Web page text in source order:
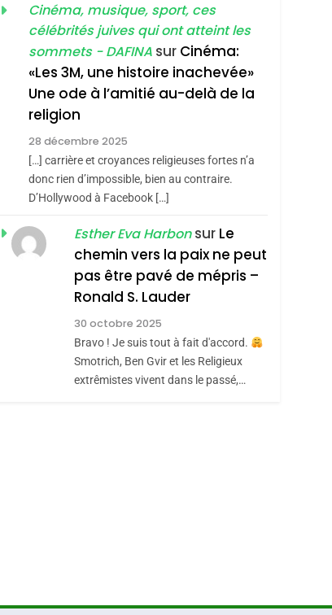
Accords D’Isaac:
L’alliance Pourrait
S’étendre À 13 Pays
D’Amérique Latine
ISRAÉL JUDAISME
5
Meurtrière Selon Le
Rapport D’ADL
Contre
L’antisémitisme
FRANCE ISRAÉL
FIÈRE, DIGNE ET
RÉSILIENTE :
POURQUOI JE
REVENDIQUE MA
JUDAÏTE Par Thérèse
Zrihen-Dvir
ISRAÉL JUDAISME
CE QUI NOUS
MANQUE – Jacques
Hadida
JUDAISME
Maroc : Les Amandes
Cinéma, musique, sport, ces
célébrités juives qui ont atteint les
sommets - DAFINA sur Cinéma:
«Les 3M, une histoire inachevée»
Une ode à l’amitié au-delà de la
religion
28 décembre 2025
[…] carrière et croyances religieuses fortes n’a
donc rien d’impossible, bien au contraire.
D’Hollywood à Facebook […]
Esther Eva Harbonsur Le
chemin vers la paix ne peut
pas être pavé de mépris –
Ronald S. Lauder
30 octobre 2025
Bravo ! Je suis tout à fait d'accord.
Smotrich, Ben Gvir et les Religieux
extrêmistes vivent dans le passé,…